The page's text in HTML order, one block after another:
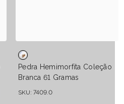
Pedra Hemimorfita Coleção
Branca 61 Gramas
SKU: 7409.0